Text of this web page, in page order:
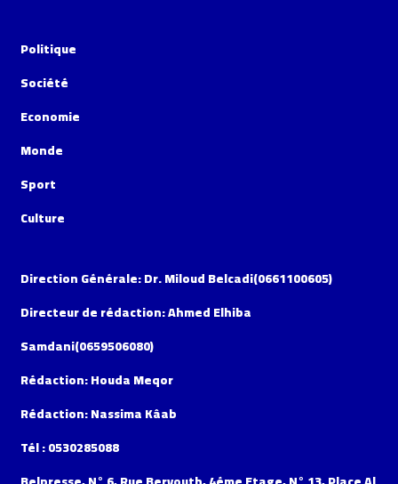
Politique
Société
Economie
Monde
Sport
Culture
Direction Générale: Dr. Miloud Belcadi(0661100605)
Directeur de rédaction: Ahmed Elhiba
Samdani(0659506080)
Rédaction: Houda Meqor
Rédaction: Nassima Kâab
Tél : 0530285088